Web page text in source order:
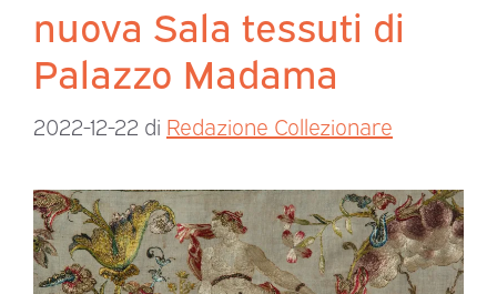
nuova Sala tessuti di
Palazzo Madama
2022-12-22 di Redazione Collezionare